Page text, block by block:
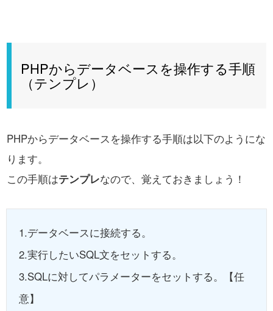
PHPからデータベースを操作する手順
（テンプレ）
PHPからデータベースを操作する手順は以下のようにな
ります。
この手順はテンプレなので、覚えておきましょう！
1.データベースに接続する。
2.実行したいSQL文をセットする。
3.SQLに対してパラメーターをセットする。【任
意】